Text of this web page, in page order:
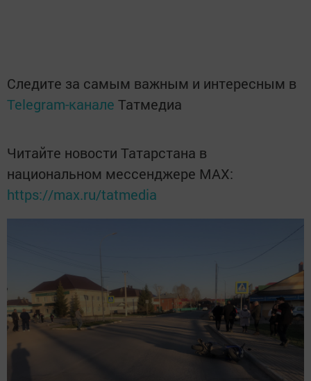
Следите за самым важным и интересным в
Telegram-канале Татмедиа
Читайте новости Татарстана в
национальном мессенджере MАХ:
https://max.ru/tatmedia